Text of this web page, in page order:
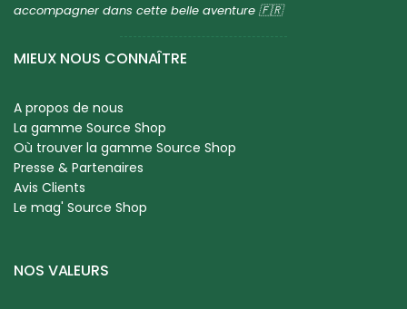
accompagner dans cette belle aventure 🇫🇷
MIEUX NOUS CONNAÎTRE
A propos de nous
La gamme Source Shop
Où trouver la gamme Source Shop
Presse & Partenaires
Avis Clients
Le mag' Source Shop
NOS VALEURS